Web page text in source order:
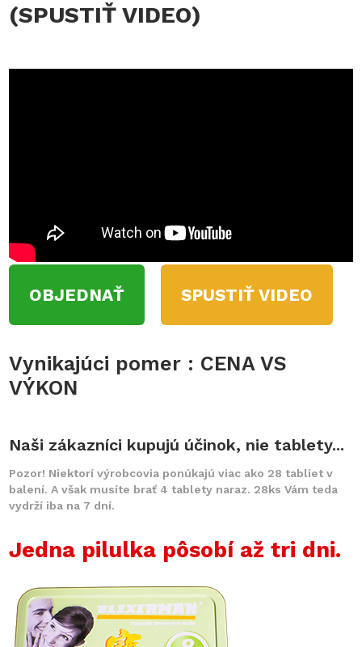
(SPUSTIŤ VIDEO)
OBJEDNAŤ SPUSTIŤ VIDEO
Vynikajúci pomer : CENA VS
VÝKON
Naši zákazníci kupujú účinok, nie tablety...
Pozor! Niektorí výrobcovia ponúkajú viac ako 28 tabliet v
balení. A však musíte brať 4 tablety naraz. 28ks Vám teda
vydrží iba na 7 dní.
Jedna pilulka pôsobí až tri dni.